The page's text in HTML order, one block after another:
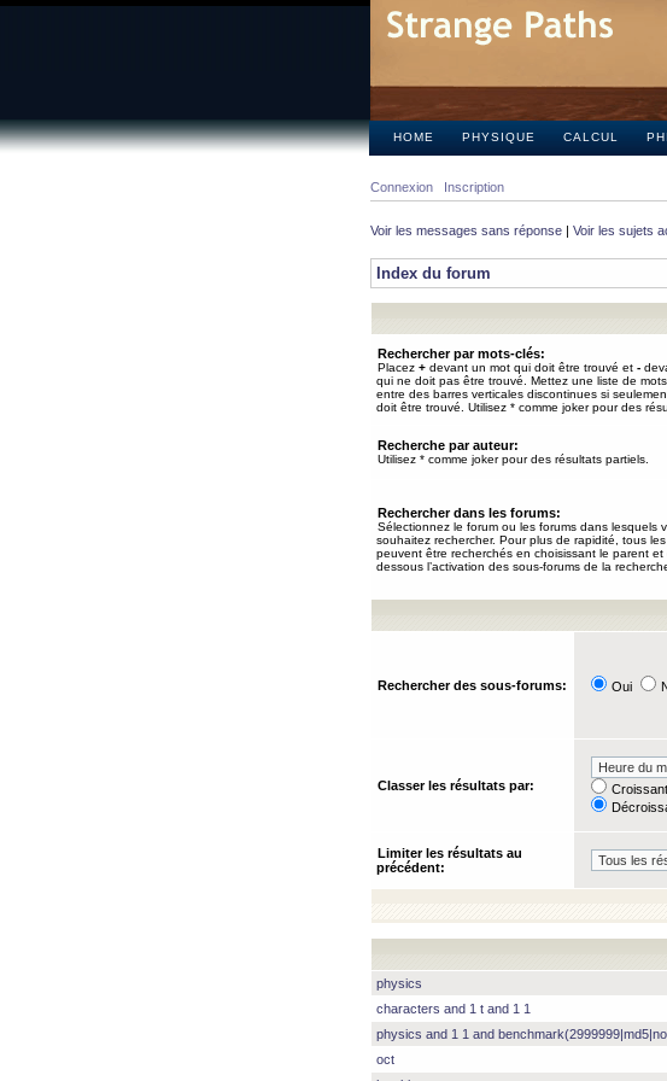
HOME PHYSIQUE CALCUL
Connexion Inscription
Voir les messages sans réponse | Voir les sujets
Index du forum
Rechercher par mots-clés:
Placez + devant un mot qui doit être trouvé et -
qui ne doit pas être trouvé. Mettez une liste de
entre des barres verticales discontinues si
doit être trouvé. Utilisez * comme joker pour des
Recherche par auteur:
Utilisez * comme joker pour des résultats partiels.
Rechercher dans les forums:
Sélectionnez le forum ou les forums dans lesquels
souhaitez rechercher. Pour plus de rapidité, tous
peuvent être recherchés en choisissant le parent et
dessous l’activation des sous-forums de la
Rechercher des sous-forums: Oui
Classer les résultats par:
Croissant
Limiter les résultats au
précédent:
physics
characters and 1 t and 1 1
physics and 1 1 and
oct